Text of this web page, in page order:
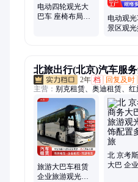
电动四轮观光大
巴车 座椅布局很
电动观
景区观
北旅出行(北京)汽车服
2年 档 回复及时
主营： 别克租赁、奥迪租赁、
北京汽车租赁、北 京考斯特包
巴车考斯特、北 京商务车租赁
赁、豪华考斯特租赁、蒙娜丽
租赁、17-23座丰田考斯、北 京
租赁考斯特、6米19座考斯特、
租、10座考斯特租赁、别克租
旅游大巴车租赁
企业旅游观光车
北 京考
大巴 企